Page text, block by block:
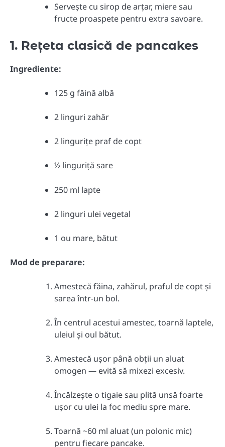
Servește cu sirop de arțar, miere sau
fructe proaspete pentru extra savoare.
1. Rețeta clasică de pancakes
Ingrediente:
125 g făină albă
2 linguri zahăr
2 lingurițe praf de copt
½ linguriță sare
250 ml lapte
2 linguri ulei vegetal
1 ou mare, bătut
Mod de preparare:
Amestecă făina, zahărul, praful de copt și
sarea într-un bol.
În centrul acestui amestec, toarnă laptele,
uleiul și oul bătut.
Amestecă ușor până obții un aluat
omogen — evită să mixezi excesiv.
Încălzește o tigaie sau plită unsă foarte
ușor cu ulei la foc mediu spre mare.
Toarnă ~60 ml aluat (un polonic mic)
pentru fiecare pancake.